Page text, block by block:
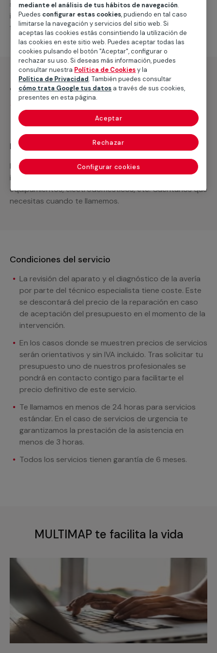
suministro de los materiales necesarios, las
intervenciones a realizar, o la mano de obra que hará
falta para completar tu proyecto.
¿Qué incluye?
Recuerda que en MULTIMAP
Podemos ofrecer cualquier servicio a medida
incluyendo todo lo que necesites: materiales,
equipamientos, electrodomésticos, etc. Cuéntanos que
necesitas cuando te llamemos.
Condiciones del servicio
La revisión del aparato y el diagnóstico de la avería
por parte del técnico especialista tiene coste. Este
se descontará del precio de la reparación en caso
de aceptación del presupuesto en el momento de la
intervención.
En los casos donde se muestren precios de servicios
serán orientativos y sin IVA incluido. Tras solicitar tu
presupuesto uno de nuestros profesionales se
pondrá en contacto contigo para facilitarte el
precio definitivo de este servicio.
Te llamamos en menos de 24 horas para servicios
estándar. En el caso de servicios de urgencia te
garantizamos la prestación de la asistencia en
menos de 3 horas.
Todos los servicios tienen garantía de 6 meses.
MULTIMAP te facilita la vida
mediante el análisis de tus hábitos de navegación.
Puedes configurar estas cookies, pudiendo en tal caso
limitarse la navegación y servicios del sitio web. Si
aceptas las cookies estás consintiendo la utilización de
las cookies en este sitio web. Puedes aceptar todas las
cookies pulsando el botón "Aceptar", configurar o
rechazar su uso. Si deseas más información, puedes
consultar nuestra Política de Cookiesy la
Política de Privacidad. También puedes consultar
cómo trata Google tus datos a través de sus cookies,
presentes en esta página.
Configurar cookies
Rechazar
Aceptar